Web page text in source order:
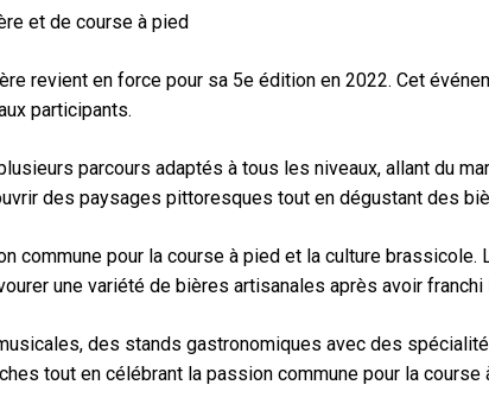
et de course à pied
revient en force pour sa 5e édition en 2022. Cet
participants.
parcours adaptés à tous les niveaux, allant du
des paysages pittoresques tout en dégustant des
pour la course à pied et la culture
une variété de bières artisanales après avoir franchi
des stands gastronomiques avec des
tout en célébrant la passion commune pour la course